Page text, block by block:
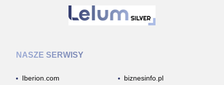
NASZE SERWISY
Iberion.com
biznesinfo.pl